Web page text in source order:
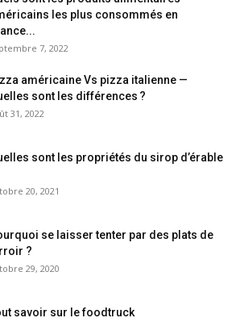
les plus consommés en
7, 2022
américaine Vs pizza italienne —
sont les différences ?
31, 2022
sont les propriétés du sirop d’érable
20, 2021
se laisser tenter par des plats de
?
29, 2020
savoir sur le foodtruck